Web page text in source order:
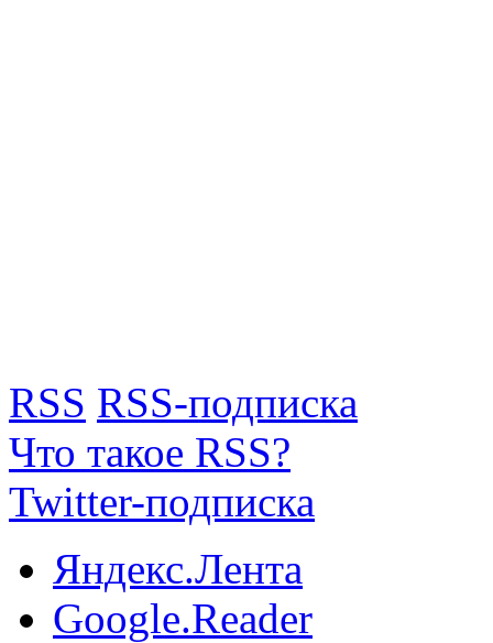
RSS RSS-подписка
Что такое RSS?
Twitter-подписка
Яндекс.Лента
Google.Reader